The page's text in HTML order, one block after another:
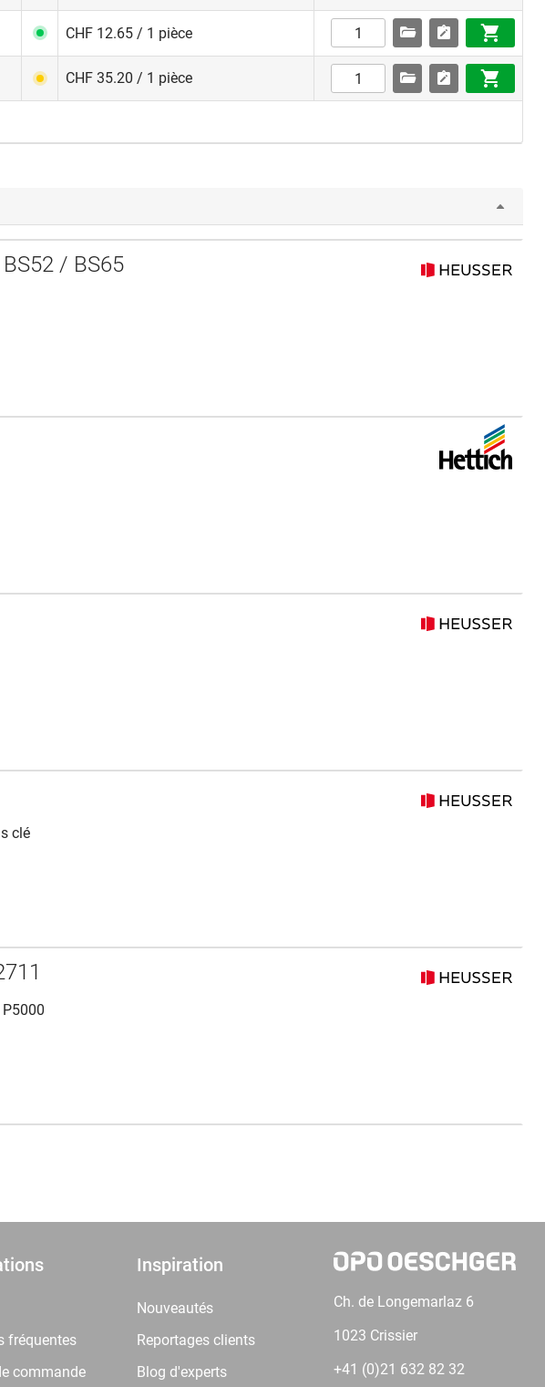
CHF 12.65 / 1 pièce
CHF 35.20 / 1 pièce
/ BS65
clé
fréquentes
commande
Inspiration
Nouveautés
Reportages clients
Blog d'experts
Ch. de Longemarlaz 6
1023 Crissier
+41 (0)21 632 82 32